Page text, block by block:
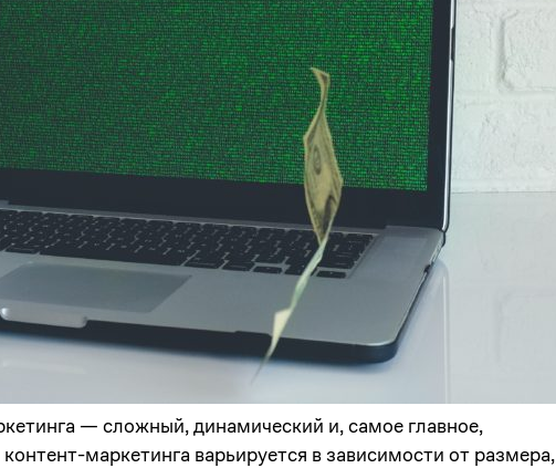
— сложный, динамический и, самое главное,
маркетинга варьируется в зависимости от размера,